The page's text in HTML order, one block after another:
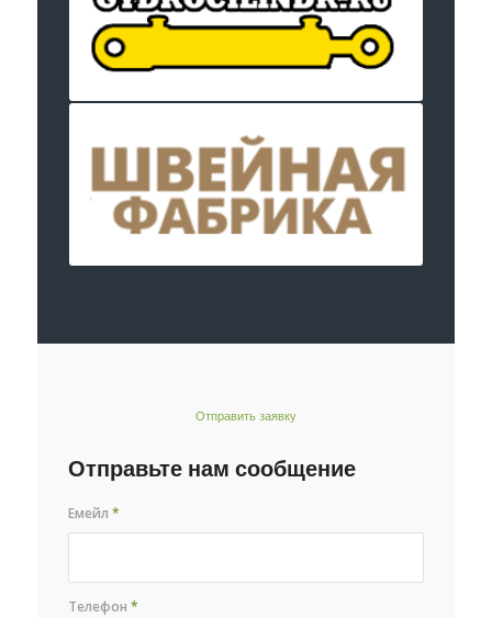
Отправить заявку
Отправьте нам сообщение
Емейл*
Телефон*